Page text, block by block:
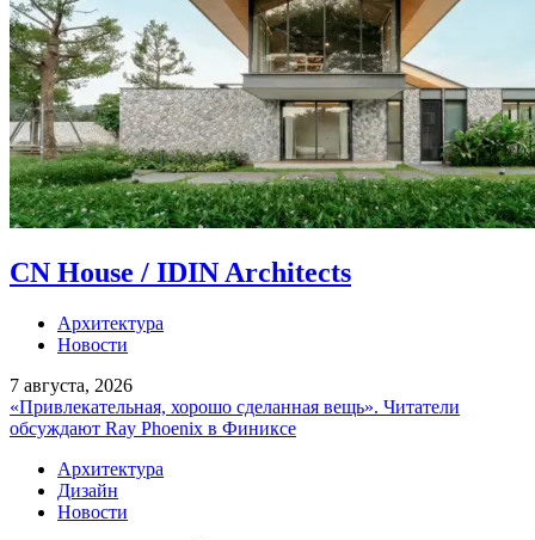
CN House / IDIN Architects
Архитектура
Новости
7 августа, 2026
«Привлекательная, хорошо сделанная вещь». Читатели
обсуждают Ray Phoenix в Финиксе
Архитектура
Дизайн
Новости